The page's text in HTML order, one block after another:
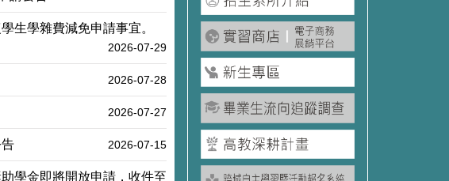
生學雜費減免申請事宜。
2026-07-29
2026-07-28
2026-07-27
2026-07-15
學金即將開放申請，收件至